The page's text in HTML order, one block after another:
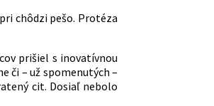
chôdzi pešo. Protéza
prišiel s inovatívnou
či – už spomenutých –
cit. Dosiaľ nebolo